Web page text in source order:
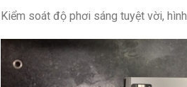
Kiểm soát độ phơi sáng tuyệt vời,